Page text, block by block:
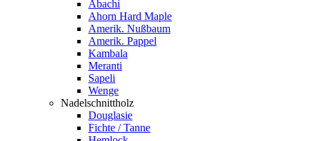
Abachi
Ahorn Hard Maple
Amerik. Nußbaum
Amerik. Pappel
Kambala
Meranti
Sapeli
Wenge
Nadelschnittholz
Douglasie
Fichte / Tanne